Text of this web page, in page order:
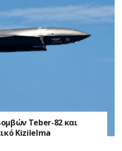
Teber-82 και
Kizilelma